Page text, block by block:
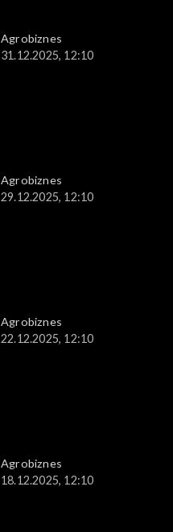
Agrobiznes
31.12.2025, 12:10
Agrobiznes
29.12.2025, 12:10
Agrobiznes
22.12.2025, 12:10
Agrobiznes
18.12.2025, 12:10